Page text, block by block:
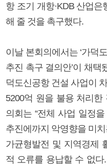
항 조기 개항·KDB 산업
해 줄 것을 촉구했다.
이날 본회의에서는 ‘가덕
추진 촉구 결의안’이 채
덕도신공항 건설 사업이
5200억 원을 불용 처리한
의회는 “전체 사업 일정
추진에까지 악영향을 미
가균형발전 및 지역경제
적 오류를 용납할 수 없다